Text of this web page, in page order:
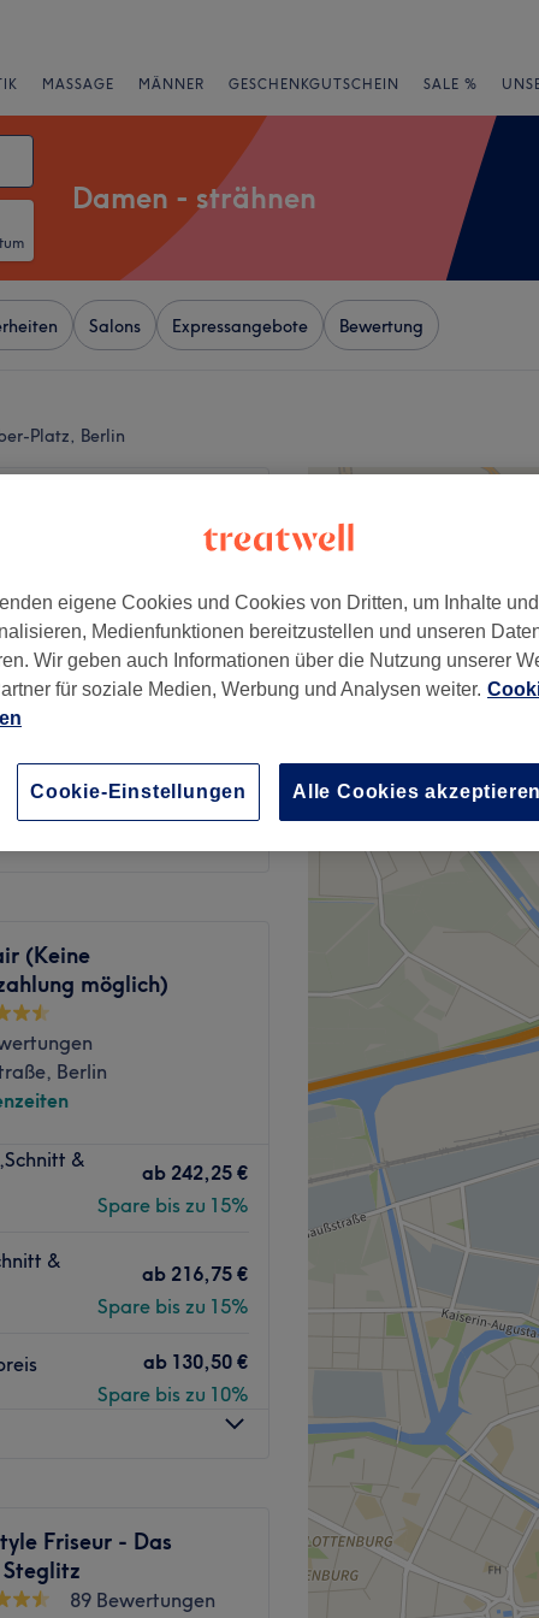
MASSAGE MÄNNER GESCHENKGUTSCHEIN SALE %
Damen - strähnen
Salons Expressangebote Bewertung
Platz, Berlin
62 Bewertungen
ab 76 €
Friseur in Berlin.
du deine Behandlung
wieder
über die
Bushaltestelle
Team aus top
Dänisch , Arabisch
(Keine
möglich)
Berlin
&
ab 242,25 €
Spare bis zu 15%
&
ab 216,75 €
Spare bis zu 15%
ab 130,50 €
Spare bis zu 10%
Friseur - Das
Steglitz
89 Bewertungen
−
eigene Cookies und Cookies von Dritten, um Inhalte
Medienfunktionen bereitzustellen und unseren
Wir geben auch Informationen über die Nutzung unserer
für soziale Medien, Werbung und Analysen weiter.
Cookie-Einstellungen Alle Cookies akzeptieren